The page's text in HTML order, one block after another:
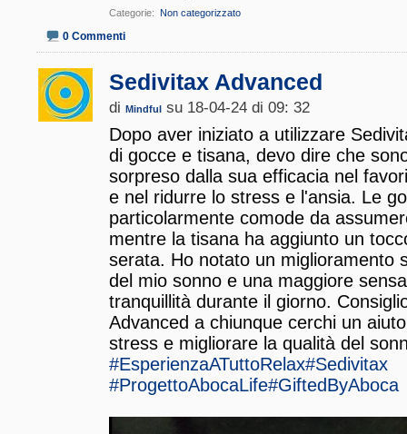
Categorie Non categorizzato
0 Commenti
Sedivitax Advanced
di Mindful su 18-04-24 di 09: 32
Dopo aver iniziato a utilizzare
di gocce e tisana, devo dire che
sorpreso dalla sua efficacia nel
e nel ridurre lo stress e l'ansia. Le
particolarmente comode da
mentre la tisana ha aggiunto un
serata. Ho notato un miglioramento
del mio sonno e una maggiore
tranquillità durante il giorno.
Advanced a chiunque cerchi un
stress e migliorare la qualità del
#EsperienzaATuttoRelax#Sedivitax
#ProgettoAbocaLife#GiftedByAboca